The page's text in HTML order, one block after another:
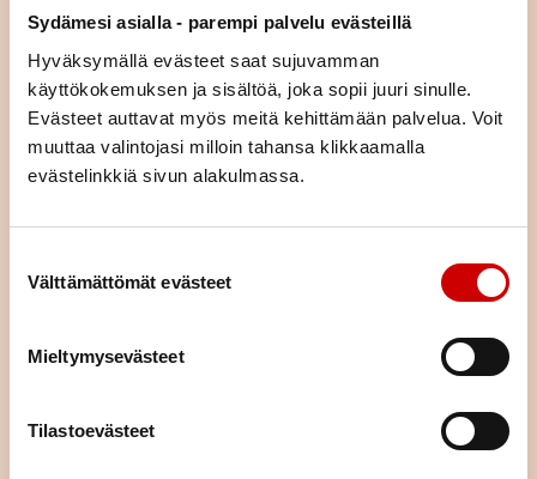
Sydämesi asialla - parempi palvelu evästeillä
Hyväksymällä evästeet saat sujuvamman
käyttökokemuksen ja sisältöä, joka sopii juuri sinulle.
Evästeet auttavat myös meitä kehittämään palvelua. Voit
muuttaa valintojasi milloin tahansa klikkaamalla
evästelinkkiä sivun alakulmassa.
Välttämättömät evästeet
Mieltymysevästeet
Tilastoevästeet
Osa kursseista on teemallisia kursseja, joissa käsitellään yhtä
asiaa (esim. liikunta, ravitsemus, mielenhyvinvointi tai parisuhde).
Voit tulla kurssille yksin tai yhdessä puolisosi tai läheisesi kanssa.
Kurssimme ovat osallistujille maksuttomia. Voit hakeutua kaikille
kursseille asuinpaikastasi riippumatta.
KURSSIKALENTERI